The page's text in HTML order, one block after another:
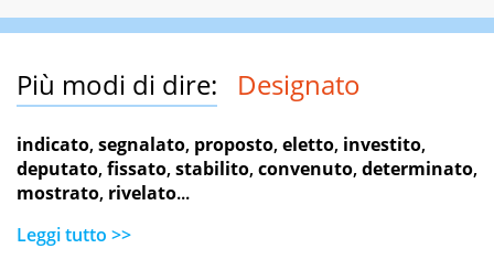
Più modi di dire: Designato
indicato,segnalato, proposto,eletto, investito,
deputato,fissato,stabilito,convenuto,determinato,
mostrato, rivelato...
Leggi tutto >>